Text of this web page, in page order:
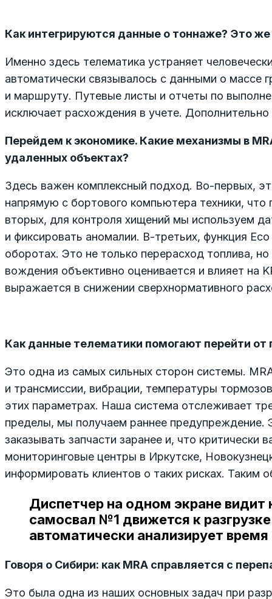
Как интегрируются данные о тоннаже? Это же
Именно здесь телематика устраняет
автоматически связывалось с данными о массе
и маршруту. Путевые листы и отчеты по
исключает расхождения в учете.
Перейдем к экономике. Какие механизмы в
удаленных объектах?
Здесь важен комплексный подход. Во-первых,
напрямую с бортового компьютера техники,
вторых, для контроля хищений мы используем
и фиксировать аномалии. В-третьих, функция
оборотах. Это не только перерасход топлива,
вождения объективно оценивается и влияет на
выражается в снижении сверхнормативного
Как данные телематики помогают перейти
Это одна из самых сильных сторон системы.
и трансмиссии, вибрации, температуры
этих параметрах. Наша система отслеживает
пределы, мы получаем раннее предупреждение.
заказывать запчасти заранее и, что
мониторинговые центры в Иркутске,
информировать клиентов о таких рисках. Таким
Диспетчер на одном экране видит
самосвал №1 движется к
автоматически анализирует
Говоря о Сибири: как MRA справляется с
Это была одна из наших основных задач при